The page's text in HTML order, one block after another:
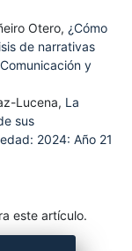
Otero, ¿Cómo
de narrativas
Comunicación y
Lucena, La
sus
2024: Año 21
este artículo.